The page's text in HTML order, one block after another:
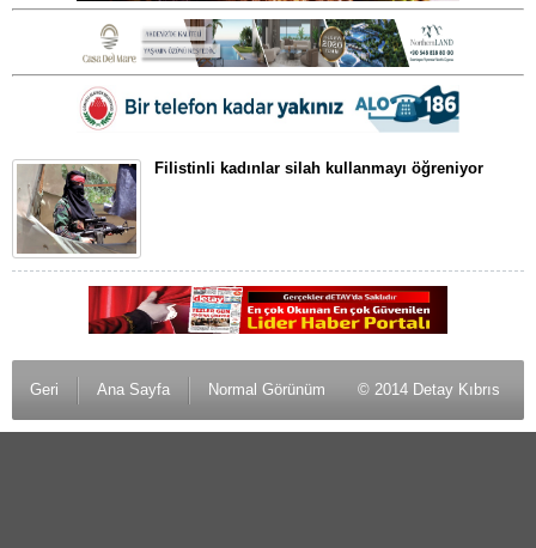
Filistinli kadınlar silah kullanmayı öğreniyor
Geri Ana Sayfa Normal Görünüm © 2014 Detay Kıbrıs